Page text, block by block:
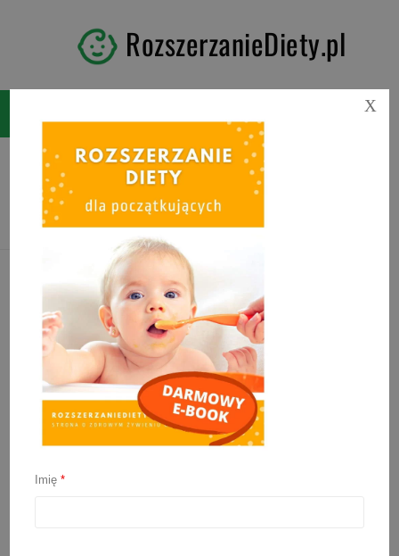
RozszerzanieDiety.pl
Tag: zmiana mleka z 2 na 3
Zmiana mleka
Imię*
X